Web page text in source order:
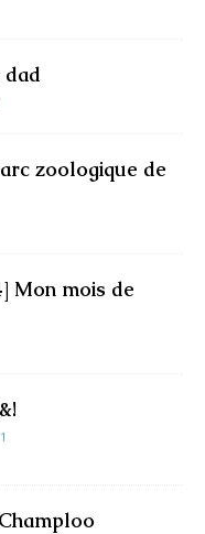
zoologique de
Mon mois de
1